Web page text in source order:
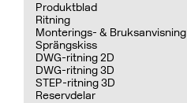
Produktblad
Ritning
Monterings- & Bruksanvisning
Sprängskiss
DWG-ritning 2D
DWG-ritning 3D
STEP-ritning 3D
Reservdelar